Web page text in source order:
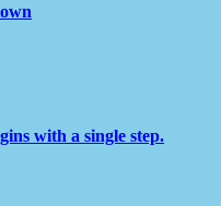
with a single step.